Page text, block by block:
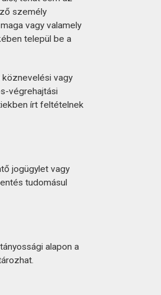
személy
vagy valamely
települ be a
vagy
végrehajtási
írt feltételnek
jogügylet vagy
tudomásul
alapon a